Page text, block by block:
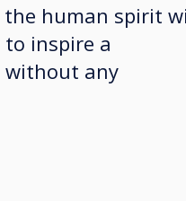
human spirit
inspire a
without any